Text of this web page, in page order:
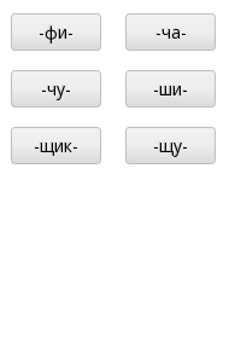
-фи- -ча-
-чу- -ши-
-щик- -щу-